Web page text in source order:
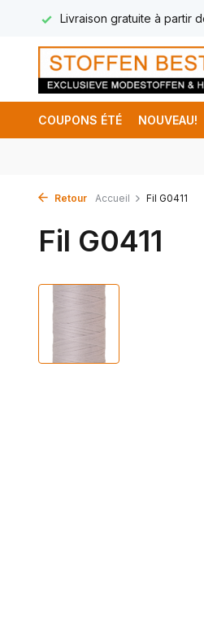
Livraison gratuite à partir
COUPONS ÉTÉ NOUVEAU!
Retour Accueil Fil G0411
Fil G0411